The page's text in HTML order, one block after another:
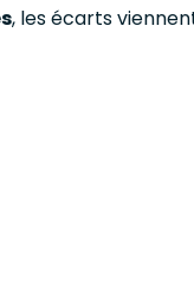
, les écarts